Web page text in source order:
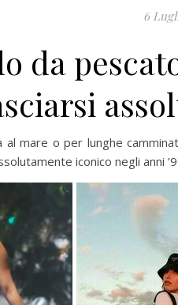
6
da
al mare o per lunghe
iconico negli anni